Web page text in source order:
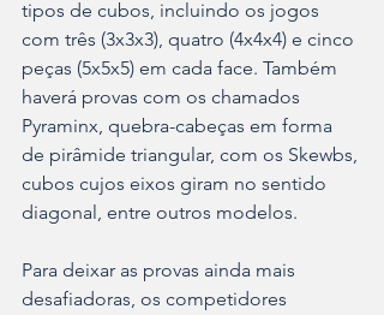
tipos de cubos, incluindo os jogos
com três (3x3x3), quatro (4x4x4) e cinco
peças (5x5x5) em cada face. Também
haverá provas com os chamados
Pyraminx, quebra-cabeças em forma
de pirâmide triangular, com os Skewbs,
cubos cujos eixos giram no sentido
diagonal, entre outros modelos.
Para deixar as provas ainda mais
desafiadoras, os competidores